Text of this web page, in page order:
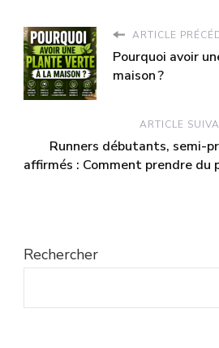
ARTICLE
Pourquoi avoir
maison ?
ARTICLE
Runners débutants, semi-
affirmés : Comment prendre du
Rechercher